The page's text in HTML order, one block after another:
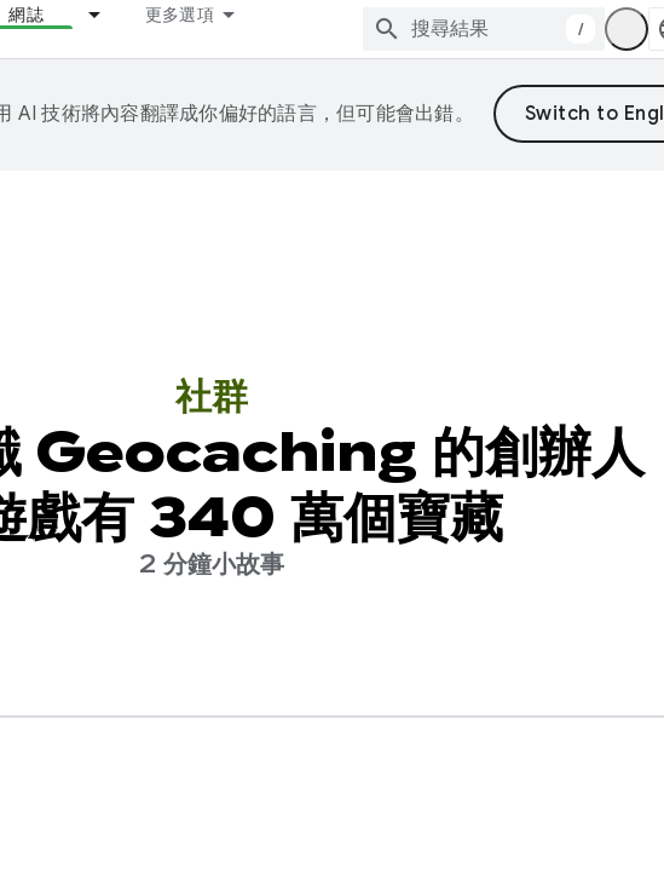
網誌 更多選項
/
AI 技術將內容翻譯成你偏好的語言，但可能會出錯。
社群
的創辦人
戲有 340 萬個寶藏
2 分鐘小故事